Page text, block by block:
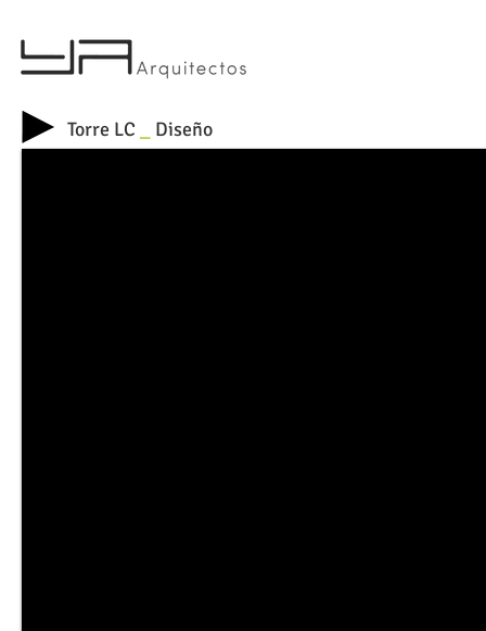
Torre LC Diseño